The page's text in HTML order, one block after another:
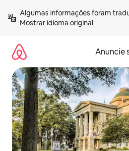
para
Mostrar idioma original
Anuncie